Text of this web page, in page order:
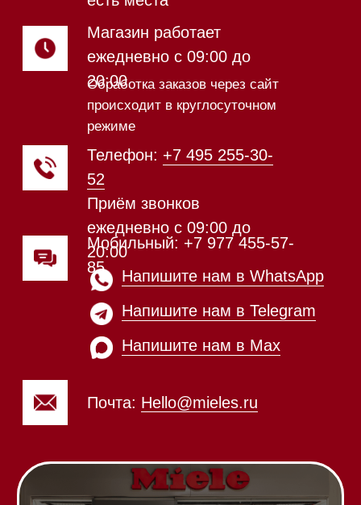
Напишите нам в WhatsApp
Напишите нам в Max
Магазин расположен по
адресу: Новорижское шоссе,
17-й километр, 2
Обработка заказов через сайт
происходит в круглосуточном
режиме
Магазин работает
ежедневно с 09:00 до
Мобильный: +7 977 455-57-
Телефон: +7 812 245-33-
Приём звонков
ежедневно с 09:00 до
20:00
Магазин в Санкт-Петербурге